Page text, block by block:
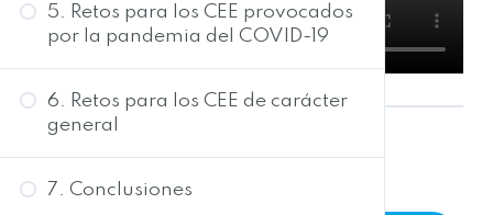
5. Retos para los CEE provocados
por la pandemia del COVID-19
6. Retos para los CEE de carácter
general
7. Conclusiones